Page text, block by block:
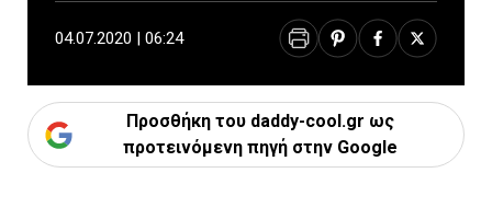
04.07.2020 | 06:24
Προσθήκη του daddy-cool.gr ως
προτεινόμενη πηγή στην Google